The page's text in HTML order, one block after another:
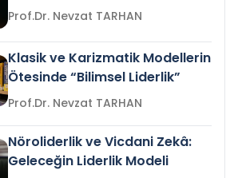
Prof.Dr. Nevzat TARHAN
Klasik ve Karizmatik Modellerin
Ötesinde “Bilimsel Liderlik”
Prof.Dr. Nevzat TARHAN
Nöroliderlik ve Vicdani Zekâ:
Geleceğin Liderlik Modeli